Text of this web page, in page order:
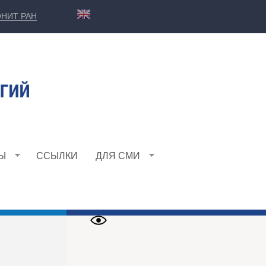
РАН
ССЫЛКИ ДЛЯ СМИ